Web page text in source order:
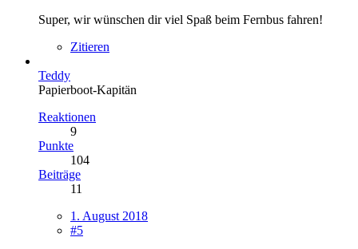
Super, wir wünschen dir viel Spaß beim Fernbus fahren!
Zitieren
Teddy
Papierboot-Kapitän
Reaktionen
9
Punkte
104
Beiträge
11
1. August 2018
#5